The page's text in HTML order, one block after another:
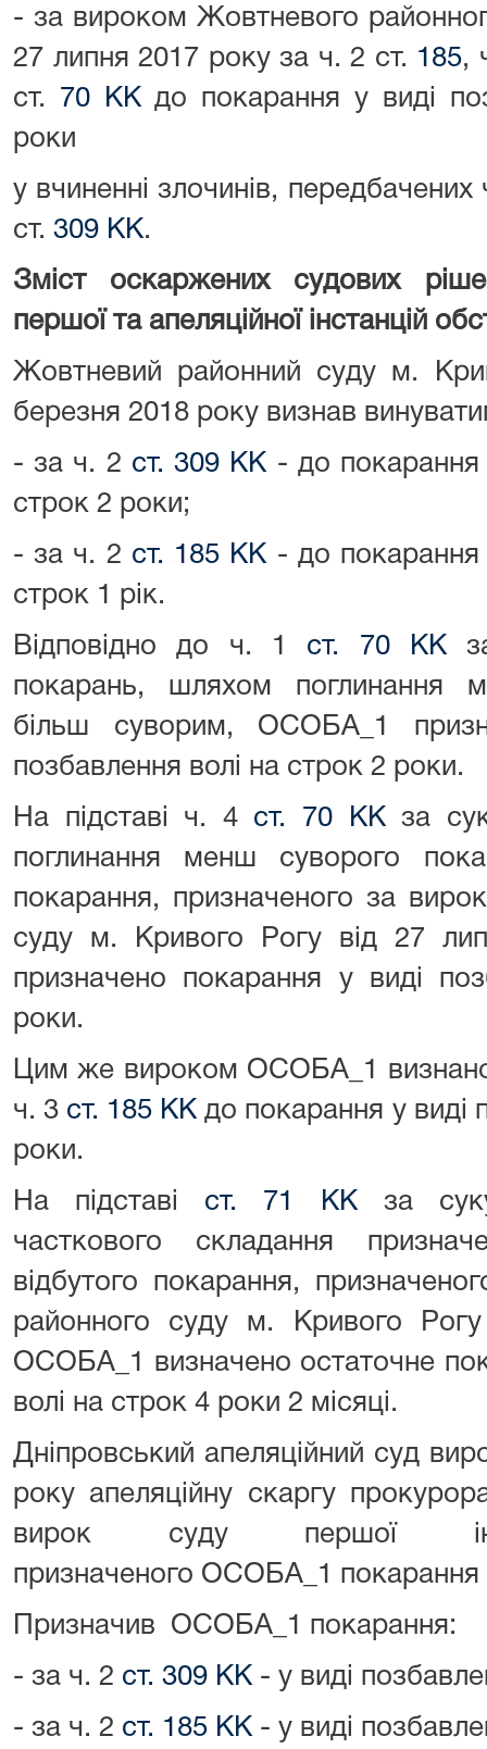
- за вироком Жовтневого
27 липня 2017 року за ч. 2 ст. 185,
ст. 70 ККдо покарання у виді
роки
у вчиненні злочинів,
ст. 309 КК.
Зміст оскаржених судових
першої та апеляційної інстанцій
Жовтневий районний суду м.
березня 2018 року визнав
- за ч. 2 ст. 309 КК- до покарання
строк 2 роки;
- за ч. 2 ст. 185 КК- до покарання
строк 1 рік.
Відповідно до ч. 1 ст. 70 ККза
покарань, шляхом поглинання
більш суворим, ОСОБА_1
позбавлення волі на строк 2 роки.
На підставі ч. 4 ст. 70 ККза
поглинання менш суворого
покарання, призначеного за
суду м. Кривого Рогу від 27
призначено покарання у виді
роки.
Цим же вироком ОСОБА_1 визнано
ч. 3 ст. 185 ККдо покарання у виді
роки.
На підставі ст. 71 ККза
часткового складання
відбутого покарання,
районного суду м. Кривого
ОСОБА_1 визначено остаточне
волі на строк 4 роки 2 місяці.
Дніпровський апеляційний суд
року апеляційну скаргу
вирок суду першої
призначеного ОСОБА_1 покарання
Призначив ОСОБА_1 покарання:
- за ч. 2 ст. 309 КК- у виді
- за ч. 2 ст. 185 КК- у виді